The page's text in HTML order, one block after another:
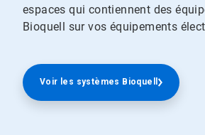
espaces qui contiennent des
Bioquell sur vos équipements
Voir les systèmes Bioquell